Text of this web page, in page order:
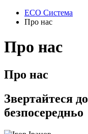
ECO Система
Про нас
Про нас
Про нас
Звертайтеся
безпосередньо